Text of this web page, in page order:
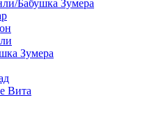
Бабушка Зумера
Зумера
Вита